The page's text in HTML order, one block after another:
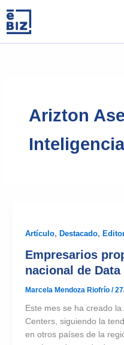
content
Arizton
Artículo, Destacado,
Empresarios
nacional de Data
Marcela Mendoza Riofrío /
Este mes se ha creado
Centers, siguiendo la
en otros países de la